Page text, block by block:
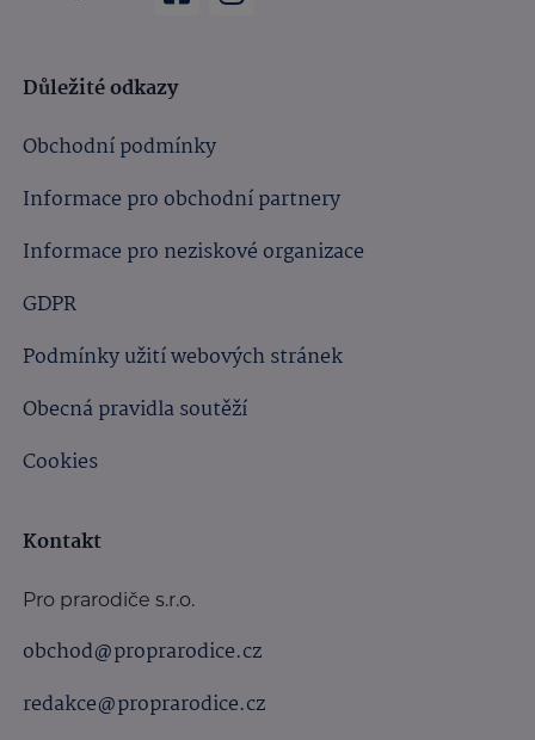
Důležité odkazy
Obchodní podmínky
Informace pro obchodní partnery
Informace pro neziskové organizace
GDPR
Podmínky užití webových stránek
Obecná pravidla soutěží
Cookies
Kontakt
Pro prarodiče s.r.o.
obchod@proprarodice.cz
redakce@proprarodice.cz